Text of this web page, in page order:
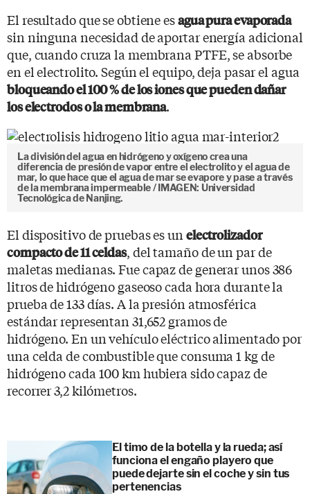
El resultado que se obtiene esagua pura evaporada
sin ninguna necesidad de aportar energía adicional
que, cuando cruza la membrana PTFE, se absorbe
en el electrolito. Según el equipo, deja pasar el agua
bloqueando el 100 % de los iones que pueden dañar
los electrodos o la membrana.
La división del agua en hidrógeno y oxígeno crea una
diferencia de presión de vapor entre el electrolito y el agua de
mar, lo que hace que el agua de mar se evapore y pase a través
de la membrana impermeable / IMAGEN: Universidad
Tecnológica de Nanjing.
El dispositivo de pruebas es un electrolizador
compacto de 11 celdas, del tamaño de un par de
maletas medianas. Fue capaz de generar unos 386
litros de hidrógeno gaseoso cada hora durante la
prueba de 133 días. A la presión atmosférica
estándar representan 31,652 gramos de
hidrógeno. En un vehículo eléctrico alimentado por
una celda de combustible que consuma 1 kg de
hidrógeno cada 100 km hubiera sido capaz de
recorrer 3,2 kilómetros.
El timo de la botella y la rueda; así
funciona el engaño playero que
puede dejarte sin el coche y sin tus
pertenencias